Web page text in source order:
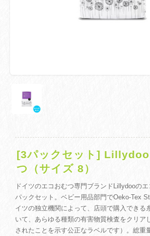
[3パックセット] Lillydoo
つ（サイズ 8）
ドイツのエコおむつ専門ブランドLillydooの
パックセット。ベビー用品部門でOeko-Tex
イツの独立機関によって、店頭で購入できる
いて、あらゆる種類の有害物質検査をクリア
されたことを示す公正なラベルです）。総重